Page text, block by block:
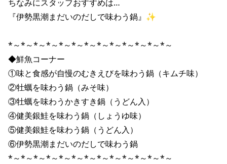
ちなみにスタッフおすすめは…
『伊勢黒潮まだいのだしで味わう鍋』✨
*～*～*～*～*～*～*～*～*～*～*～*～*～
◆鮮魚コーナー
①味と食感が自慢のむきえびを味わう鍋（キムチ味）
②牡蠣を味わう鍋（みそ味）
③牡蠣を味わうかきすき鍋（うどん入）
④健美銀鮭を味わう鍋（しょうゆ味）
⑤健美銀鮭を味わう鍋（うどん入）
⑥伊勢黒潮まだいのだしで味わう鍋
*～*～*～*～*～*～*～*～*～*～*～*～*～